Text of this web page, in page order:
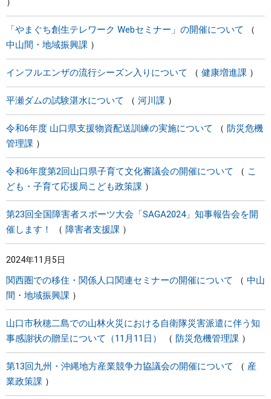
「やまぐち創生テレワーク Webセミナー」の開催について
中山間・地域振興課
インフルエンザの流行シーズン入りについて 健康増進課
平瀬ダムの試験湛水について 河川課
令和6年度 山口県支援物資配送訓練の実施について
防災危機
管理課
令和6年度第2回山口県子育て文化審議会の開催について
こ
ども・子育て応援局こども政策課
第23回全国障害者スポーツ大会「SAGA2024」知事報告会を開
催します！
障害者支援課
2024年11月5日
関西圏での移住・関係人口関連セミナーの開催について
中山
間・地域振興課
山口市秋穂二島での山林火災における自衛隊災害派遣に伴う知
事感謝状の贈呈について（11月11日）
防災危機管理課
第13回九州・沖縄地方産業競争力協議会の開催について
産
業政策課